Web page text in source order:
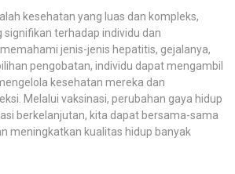
kesehatan yang luas dan kompleks,
signifikan terhadap individu dan
jenis-jenis hepatitis, gejalanya,
pengobatan, individu dapat mengambil
kesehatan mereka dan
Melalui vaksinasi, perubahan gaya hidup
berkelanjutan, kita dapat bersama-sama
meningkatkan kualitas hidup banyak